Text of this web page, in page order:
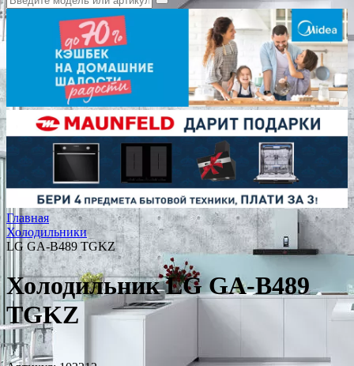
Главная
Холодильники
LG GA-B489 TGKZ
Холодильник LG GA-B489
TGKZ